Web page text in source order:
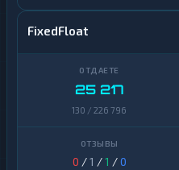
FixedFloat
25 217
130 / 226 796
0 /1 /1 /0